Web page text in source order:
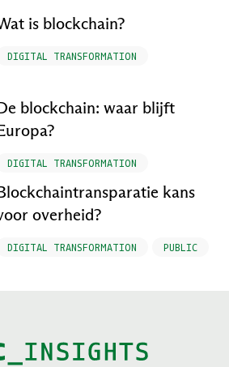
is blockchain?
DIGITAL TRANSFORMATION
blockchain: waar blijft
DIGITAL TRANSFORMATION
kans
overheid?
DIGITAL TRANSFORMATION PUBLIC